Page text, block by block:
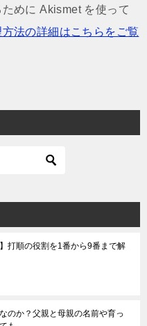
めに Akismet を使って
法の詳細はこちらをご覧
打順の役割を1番から9番まで解
のか？父親と母親の名前や育っ